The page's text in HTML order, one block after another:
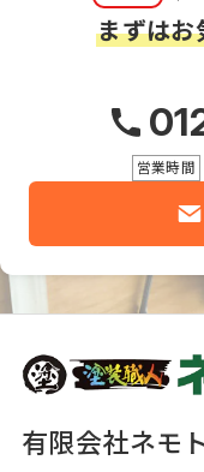
まずはお
営業時間
有限会社ネモ